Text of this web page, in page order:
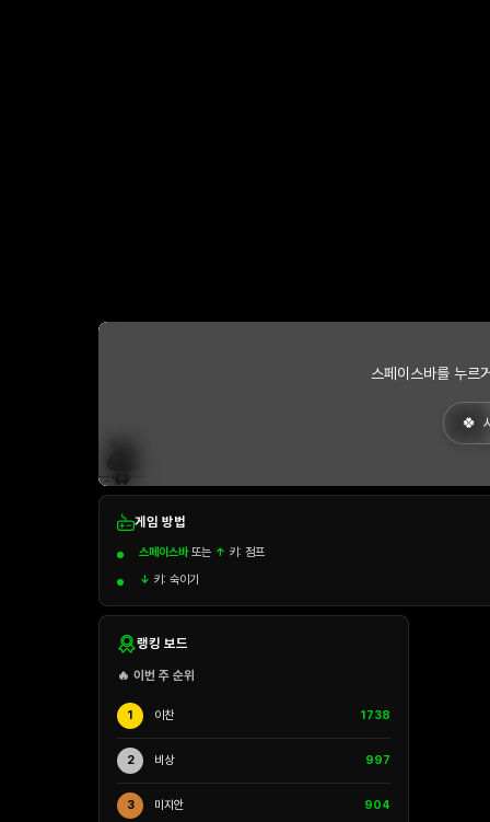
스페이스바를 누르
게임 방법
스페이스바또는 ↑ 키: 점프
↓ 키: 숙이기
랭킹 보드
🔥 이번 주 순위
1 이찬 1738
2 비상 997
3 미지안 904